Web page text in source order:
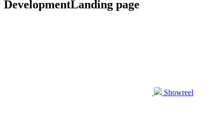
DevelopmentLanding page
Showreel